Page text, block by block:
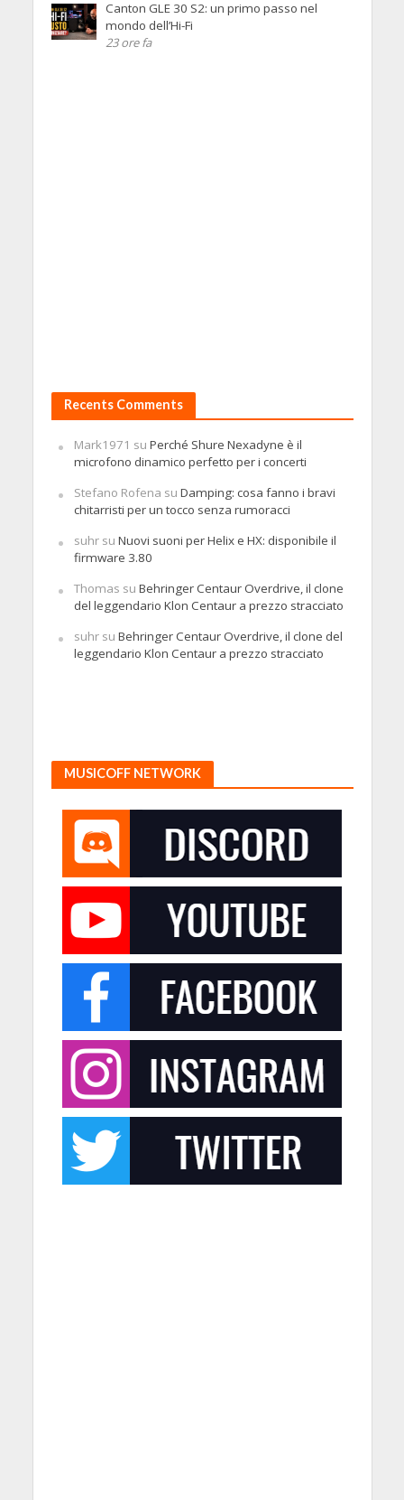
Canton GLE 30 S2: un primo passo nel
mondo dell’Hi-Fi
23 ore fa
Recents Comments
Mark1971 su Perché Shure Nexadyne è il
microfono dinamico perfetto per i concerti
Stefano Rofena su Damping: cosa fanno i bravi
chitarristi per un tocco senza rumoracci
suhrsu Nuovi suoni per Helix e HX: disponibile il
firmware 3.80
Thomas su Behringer Centaur Overdrive, il clone
del leggendario Klon Centaur a prezzo stracciato
suhrsu Behringer Centaur Overdrive, il clone del
leggendario Klon Centaur a prezzo stracciato
MUSICOFF NETWORK